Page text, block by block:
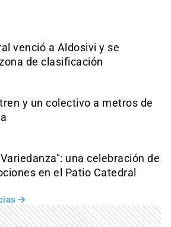
venció a Aldosivi y se
de clasificación
y un colectivo a metros de
una celebración de
en el Patio Catedral